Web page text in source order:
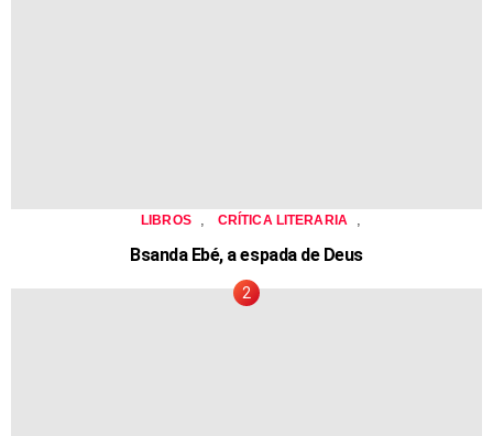
LIBROS CRÍTICA LITERARIA
Bsanda Ebé, a espada de Deus